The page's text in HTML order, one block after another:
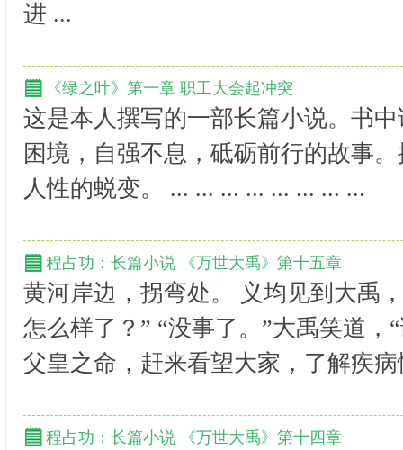
进 ...
《绿之叶》第一章 职工大会起冲突
这是本人撰写的一部长篇小说。书
困境，自强不息，砥砺前行的故事
人性的蜕变。 ... ... ... ... ... ... ... ...
程占功：长篇小说 《万世大禹》第十五章
黄河岸边，拐弯处。 义均见到大禹
怎么样了？” “没事了。”大禹笑道
父皇之命，赶来看望大家，了解疾
程占功：长篇小说 《万世大禹》第十四章